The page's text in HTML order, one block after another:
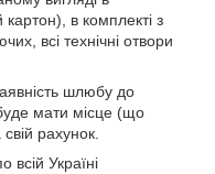
в комплекті з
всі технічні отвори
шлюбу до
мати місце (що
рахунок.
всій Україні